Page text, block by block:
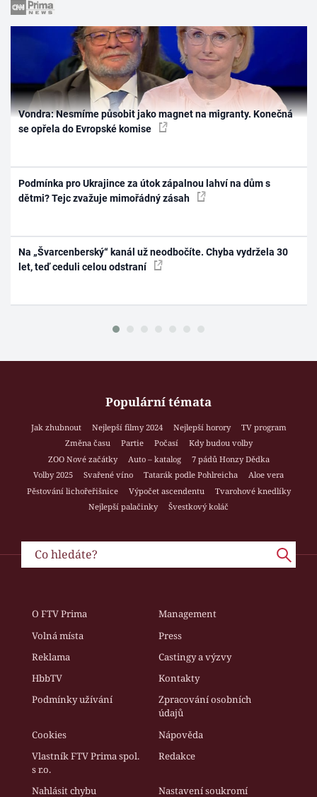
Vondra: Nesmíme působit jako magnet na migranty. Konečná
se opřela do Evropské komise
Podmínka pro Ukrajince za útok zápalnou lahví na dům s
dětmi? Tejc zvažuje mimořádný zásah
Na „Švarcenberský“ kanál už neodbočíte. Chyba vydržela 30
let, teď ceduli celou odstraní
Populární témata
Jak zhubnout Nejlepší filmy 2024 Nejlepší horory
TV program
Změna času
Partie Počasí
Kdy budou volby
ZOO Nové začátky
Auto – katalog
7 pádů Honzy Dědka
Volby 2025
Svařené víno Tatarák podle Pohlreicha
Aloe vera
Pěstování lichořeřišnice
Výpočet ascendentu
Tvarohové knedlíky
Nejlepší palačinky
Švestkový koláč
O FTV Prima
Management
Volná místa
Press
Reklama
Castingy a výzvy
HbbTV
Kontakty
Podmínky užívání
Zpracování osobních
údajů
Cookies
Nápověda
Vlastník FTV Prima spol.
s r.o.
Redakce
Nahlásit chybu Nastavení soukromí